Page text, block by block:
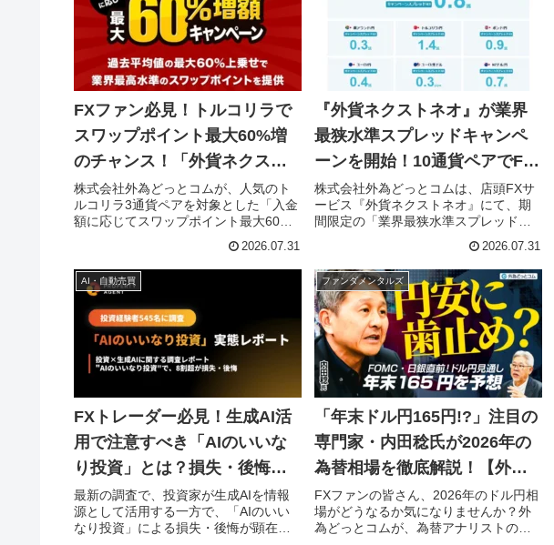
FXファン必見！トルコリラで
スワップポイント最大60%増
のチャンス！「外貨ネクスト
ネオ」で賢く資産を増やそ
う！
株式会社外為どっとコムが、人気のト
ルコリラ3通貨ペアを対象とした「入金
額に応じてスワップポイント最大60％
ネオ』で実施します。高金利通貨に興
味がある方、副業や投資で効率的に稼
ぎたい方はこの機会をお見逃しなく！
2026.07.31
『外貨ネクストネオ』が業界
最狭水準スプレッドキャンペ
ーンを開始！10通貨ペアでFX
取引のチャンスを拡大
株式会社外為どっとコムは、店頭FXサ
ービス『外貨ネクストネオ』にて、期
間限定の「業界最狭水準スプレッドキ
フラン/円が0.8銭など、主要10通貨ペア
がお得なスプレッドで取引でき、FXト
レーダーの収益機会をサポートしま
す。
2026.07.31
AI・自動売買
FXトレーダー必見！生成AI活
用で注意すべき「AIのいいな
り投資」とは？損失・後悔を
避ける賢い活用術
最新の調査で、投資家が生成AIを情報
源として活用する一方で、「AIのいい
なり投資」による損失・後悔が顕在化
ファンダメンタルズ
「年末ドル円165円!?」注目の
専門家・内田稔氏が2026年の
為替相場を徹底解説！【外為
どっとコム】
FXファンの皆さん、2026年のドル円相
場がどうなるか気になりませんか？外
為どっとコムが、為替アナリストの内